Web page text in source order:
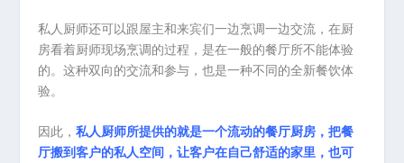
私人厨师还可以跟屋主和来宾们一边烹调一边交流，在厨
房看着厨师现场烹调的过程，是在一般的餐厅所不能体验
的。这种双向的交流和参与，也是一种不同的全新餐饮体
验。
因此，私人厨师所提供的就是一个流动的餐厅厨房，把餐
厅搬到客户的私人空间，让客户在自己舒适的家里，也可